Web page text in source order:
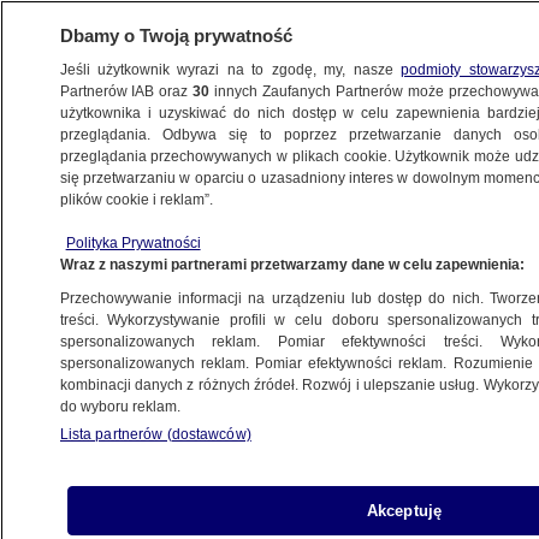
BIZNES
TECH
etatów. Obiecuje szef Volkswagena
6.10.2015, 14:33
Udostępnij
Dbamy o Twoją prywatność
Jeśli użytkownik wyrazi na to zgodę, my, naszepodmioty
Partnerów IAB oraz30 innych Zaufanych Partnerów może
użytkownika i uzyskiwać do nich dostęp w celu zapewnienia
przeglądania. Odbywa się to poprzez przetwarzanie danych
przeglądania przechowywanych w plikach cookie. Użytkownik może
się przetwarzaniu w oparciu o uzasadniony interes w dowolnym
plików cookie i reklam”.
Polityka Prywatności
Wraz z naszymi partnerami przetwarzamy dane w celu zapewnienia:
Przechowywanie informacji na urządzeniu lub dostęp do nich.
treści. Wykorzystywanie profili w celu doboru spersonalizowanych
spersonalizowanych reklam. Pomiar efektywności treści.
spersonalizowanych reklam. Pomiar efektywności reklam.
kombinacji danych z różnych źródeł. Rozwój i ulepszanie usług.
do wyboru reklam.
Lista partnerów (dostawców)
Akceptuję